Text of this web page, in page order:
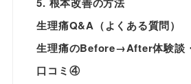
生理痛Q&A（よくある質問）
生理痛のBefore→After体験談
口コミ④